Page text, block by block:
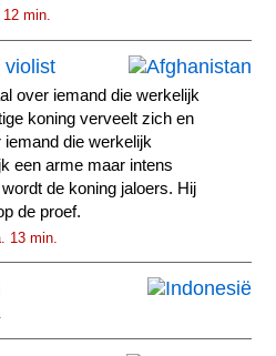
min.
violist
over iemand die werkelijk
koning verveelt zich en
die werkelijk
een arme maar intens
de koning jaloers. Hij
de proef.
13 min.